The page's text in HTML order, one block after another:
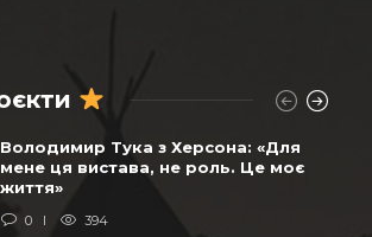
Володимир Тука з Херсона: «Для
мене ця вистава, не роль. Це моє
життя»
0 394